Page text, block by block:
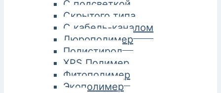
С подсветкой
Скрытого типа
С кабель-каналом
Дюрополимер
Полистирол
XPS Полимер
Фитополимер
Экополимер